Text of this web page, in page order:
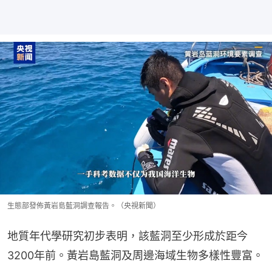
生態部發佈黃岩島藍洞調查報告。（央視新聞）
地質年代學研究初步表明，該藍洞至少形成於距今
3200年前。黃岩島藍洞及周邊海域生物多樣性豐富。